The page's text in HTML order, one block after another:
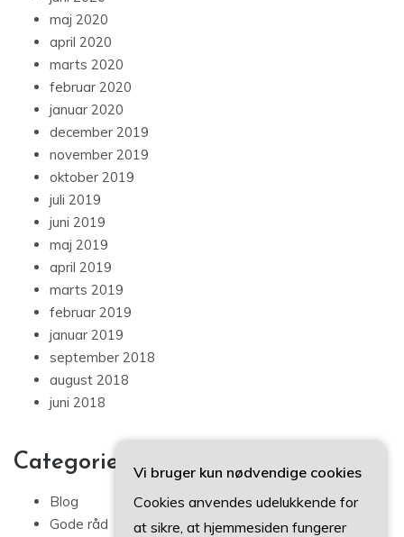
maj 2020
april 2020
marts 2020
februar 2020
januar 2020
december 2019
november 2019
oktober 2019
juli 2019
juni 2019
maj 2019
april 2019
marts 2019
februar 2019
januar 2019
september 2018
august 2018
juni 2018
Categories
Blog
Gode råd
Vi bruger kun nødvendige cookies
Cookies anvendes udelukkende for
at sikre, at hjemmesiden fungerer